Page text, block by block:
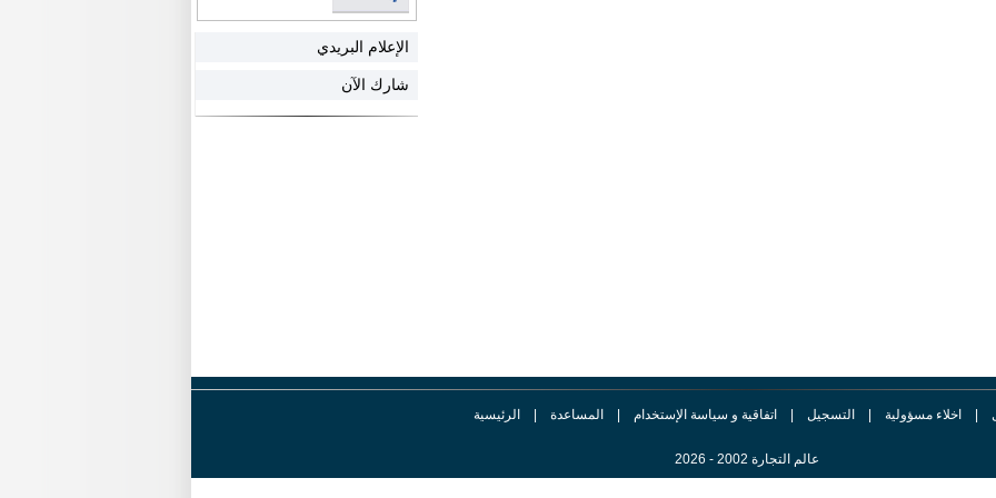
الإعلام البريدي
شارك الآن
اخلاء مسؤولية التسجيل اتفاقية و سياسة الإستخدام المساعدة الرئيسية
عالم التجارة 2002 - 2026